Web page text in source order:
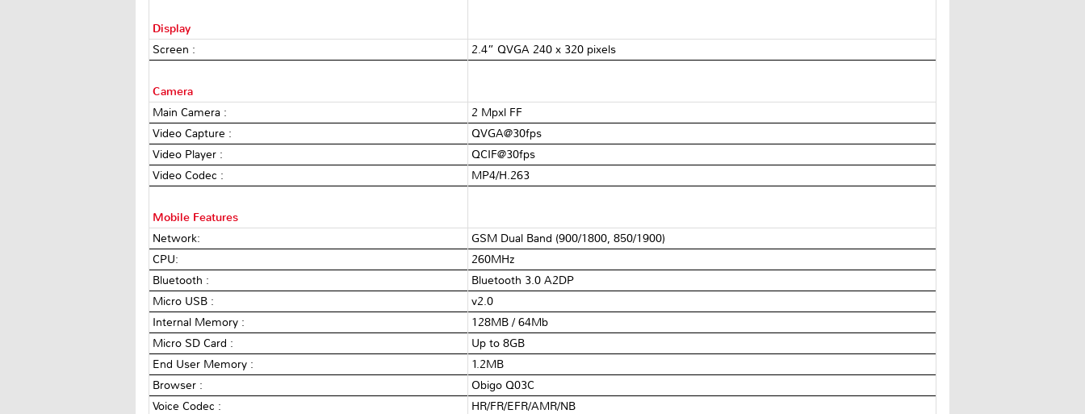
Display
Screen :
2.4” QVGA 240 x 320 pixels
Camera
Main Camera :
2 Mpxl FF
Video Capture :
QVGA@30fps
Video Player :
QCIF@30fps
Video Codec :
MP4/H.263
Mobile Features
Network:
GSM Dual Band (900/1800, 850/1900)
CPU:
260MHz
Bluetooth :
Bluetooth 3.0 A2DP
Micro USB :
v2.0
Internal Memory :
128MB / 64Mb
Micro SD Card :
Up to 8GB
End User Memory :
1.2MB
Browser :
Obigo Q03C
Voice Codec :
HR/FR/EFR/AMR/NB